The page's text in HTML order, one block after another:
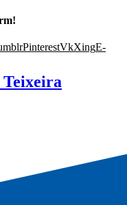
PinterestVkXingE-